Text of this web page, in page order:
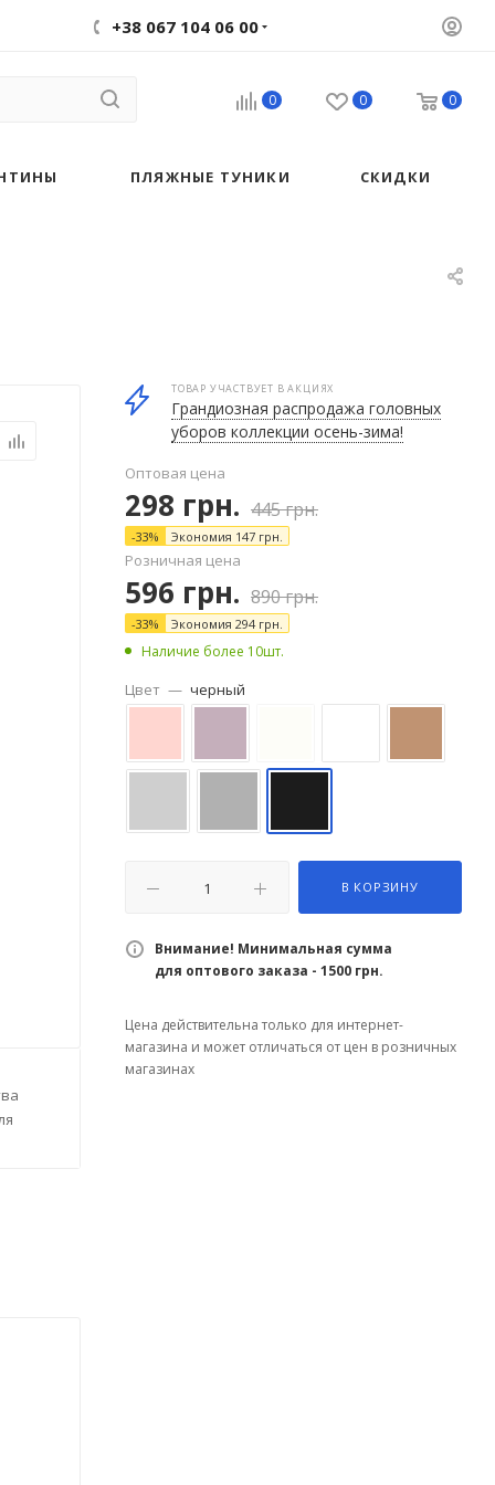
+38 067 104 06 00
0 0 0
ПЛЯЖНЫЕ ТУНИКИ СКИДКИ
ТОВАР УЧАСТВУЕТ В АКЦИЯХ
Грандиозная распродажа головных
уборов коллекции осень-зима!
Оптовая цена
298 грн. 445грн.
-33% Экономия 147 грн.
Розничная цена
596 грн. 890грн.
-33% Экономия 294грн.
Наличие более 10шт.
Цвет — черный
В КОРЗИНУ
Внимание! Минимальная сумма
для оптового заказа - 1500 грн.
Цена действительна только для интернет-
магазина и может отличаться от цен в розничных
магазинах